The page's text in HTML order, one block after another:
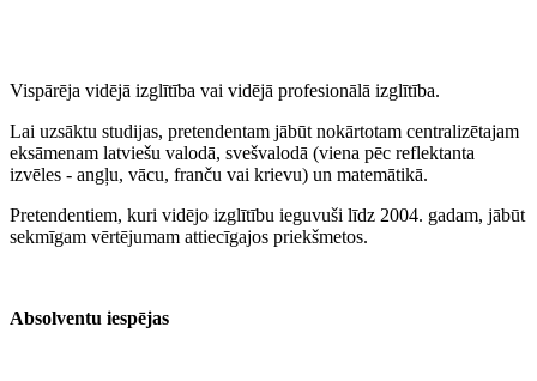
Vispārēja vidējā izglītība vai vidējā profesionālā izglītība.
Lai uzsāktu studijas, pretendentam jābūt nokārtotam centralizētajam
eksāmenam latviešu valodā, svešvalodā (viena pēc reflektanta
izvēles - angļu, vācu, franču vai krievu) un matemātikā.
Pretendentiem, kuri vidējo izglītību ieguvuši līdz 2004. gadam, jābūt
sekmīgam vērtējumam attiecīgajos priekšmetos.
Absolventu iespējas